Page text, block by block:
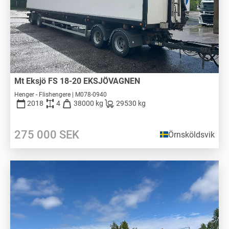
Mt Eksjö FS 18-20 EKSJÖVAGNEN
Henger - Flishengere | M078-0940
2018 4 38000 kg 29530 kg
275 000 SEK Örnsköldsvik